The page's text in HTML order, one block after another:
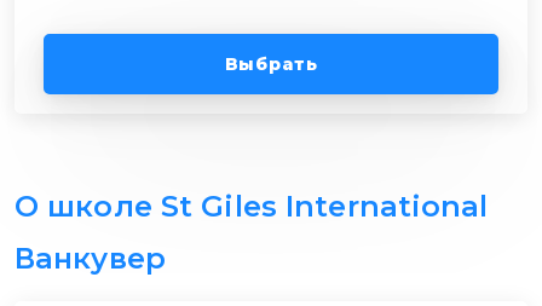
Выбрать
О школе St Giles International
Ванкувер